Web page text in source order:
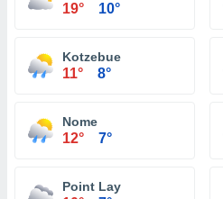
19° 10°
Kotzebue
11° 8°
Nome
12° 7°
Point Lay